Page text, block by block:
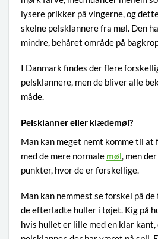
lysere prikker på vingerne, og
skelne pelsklannere fra møl. Den
mindre, behåret område på
I Danmark findes der flere
pelsklannere, men de bliver alle
måde.
Pelsklanner eller klædemøl?
Man kan meget nemt komme til
med de mere normale møl, men
punkter, hvor de er forskellige.
Man kan nemmest se forskel på
de efterladte huller i tøjet. Kig på
hvis hullet er lille med en klar